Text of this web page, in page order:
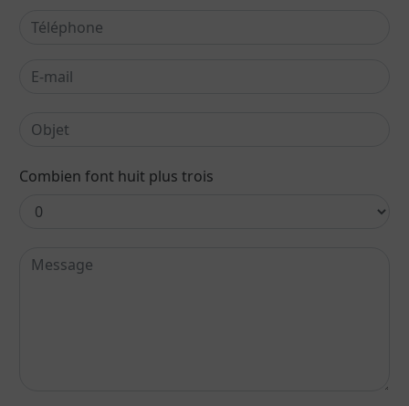
Combien font huit plus trois